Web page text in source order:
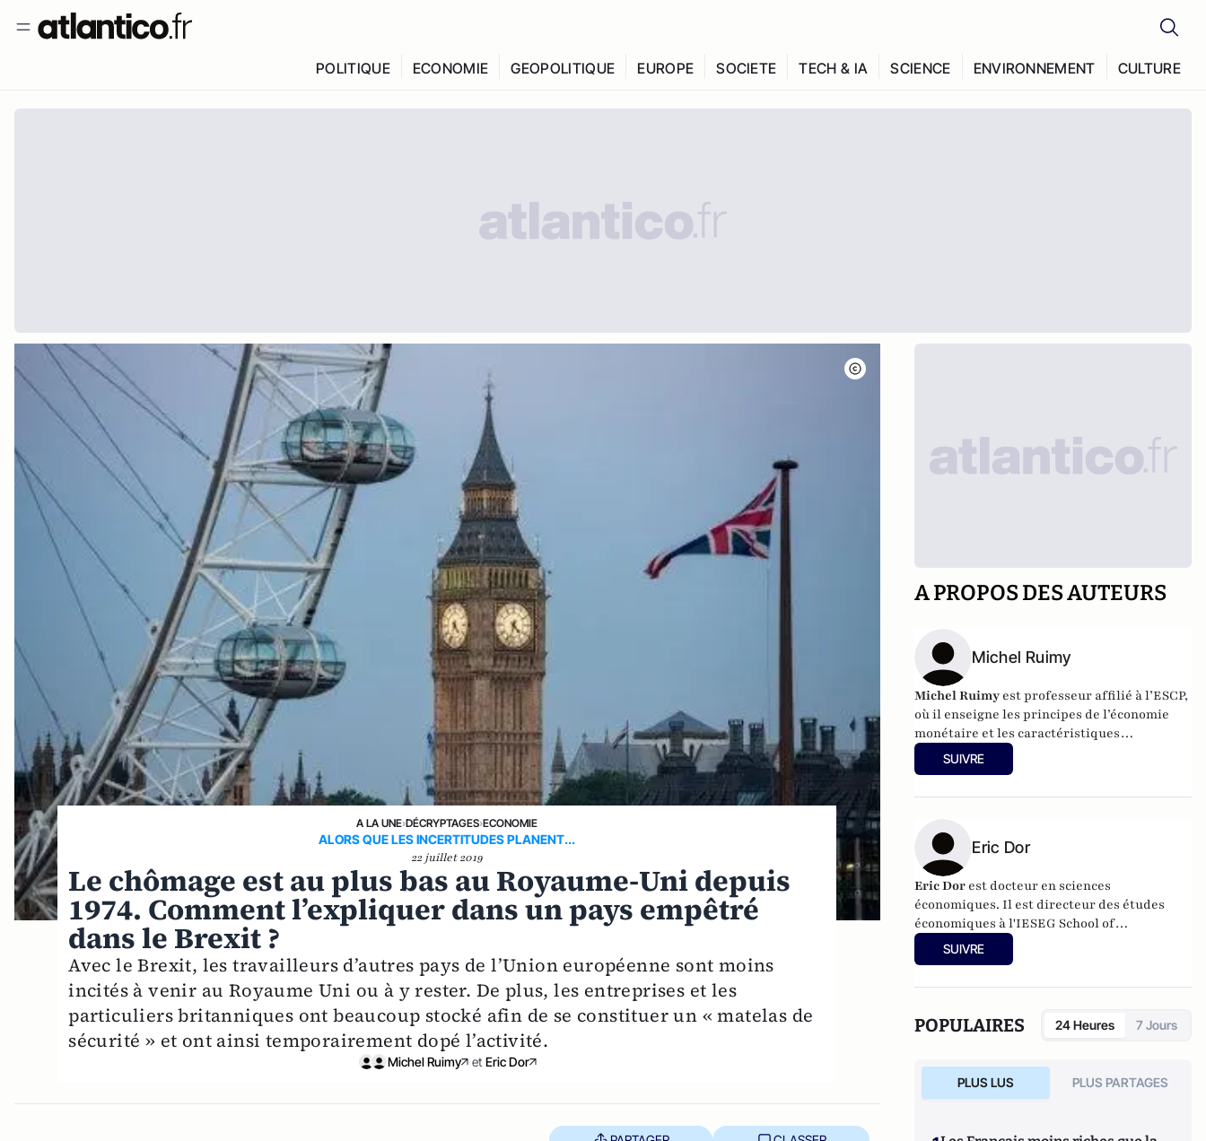
POLITIQUE ECONOMIE GEOPOLITIQUE EUROPE SOCIETE TECH & IA SCIENCE ENVIRONNEMENT CULTURE
A LA UNE›DÉCRYPTAGES›ECONOMIE
ALORS QUE LES INCERTITUDES PLANENT...
22 juillet 2019
Le chômage est au plus bas au Royaume-Uni depuis
1974. Comment l’expliquer dans un pays empêtré
dans le Brexit ?
Avec le Brexit, les travailleurs d’autres pays de l’Union européenne sont moins
incités à venir au Royaume Uni ou à y rester. De plus, les entreprises et les
particuliers britanniques ont beaucoup stocké afin de se constituer un « matelas de
sécurité » et ont ainsi temporairement dopé l’activité.
Michel Ruimy et Eric Dor
A PROPOS DES AUTEURS
Michel Ruimy
Michel Ruimy est professeur affilié à l’ESCP,
où il enseigne les principes de l’économie
monétaire et les caractéristiques
fondamentales des marchés de capitaux.
SUIVRE
Eric Dor
Eric Dor est docteur en sciences
économiques. Il est directeur des études
économiques à l'IESEG School of
Management qui a des campus à Paris et
Lille. Ses travaux portent sur la
l'économie internationale
SUIVRE
POPULAIRES 24 Heures 7 Jours
PLUS LUS PLUS PARTAGES